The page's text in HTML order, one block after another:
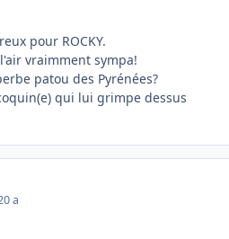
pour ROCKY.
vraimment sympa!
patou des Pyrénées?
qui lui grimpe dessus
a